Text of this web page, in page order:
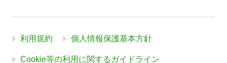
利用規約 個人情報保護基本方針
Cookie等の利用に関するガイドライン